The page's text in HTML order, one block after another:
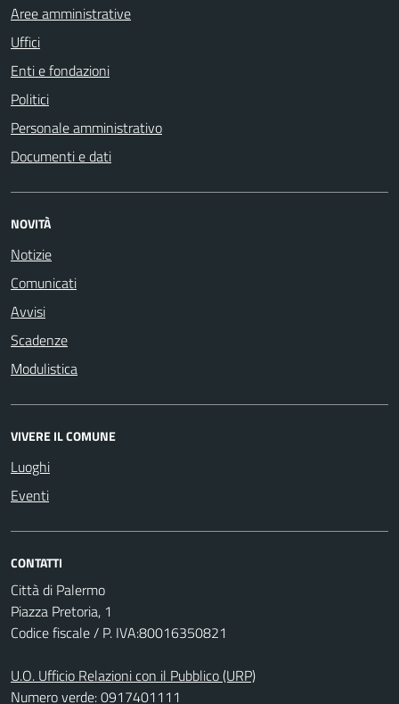
Aree amministrative
Uffici
Enti e fondazioni
Politici
Personale amministrativo
Documenti e dati
NOVITÀ
Notizie
Comunicati
Avvisi
Scadenze
Modulistica
VIVERE IL COMUNE
Luoghi
Eventi
CONTATTI
Città di Palermo
Piazza Pretoria, 1
Codice fiscale / P. IVA:80016350821
U.O. Ufficio Relazioni con il Pubblico (URP)
Numero verde: 0917401111